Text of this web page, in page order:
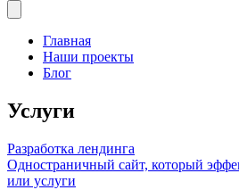
Главная
Наши проекты
Блог
Услуги
Разработка лендинга
Одностраничный сайт, который
или услуги